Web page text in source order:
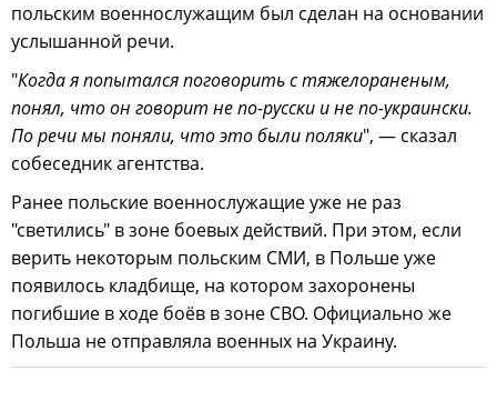
польским военнослужащим был сделан на основании
услышанной речи.
"Когда я попытался поговорить с тяжелораненым,
понял, что он говорит не по-русски и не по-украински.
По речи мы поняли, что это были поляки", — сказал
собеседник агентства.
Ранее польские военнослужащие уже не раз
"светились" в зоне боевых действий. При этом, если
верить некоторым польским СМИ, в Польше уже
появилось кладбище, на котором захоронены
погибшие в ходе боёв в зоне СВО. Официально же
Польша не отправляла военных на Украину.